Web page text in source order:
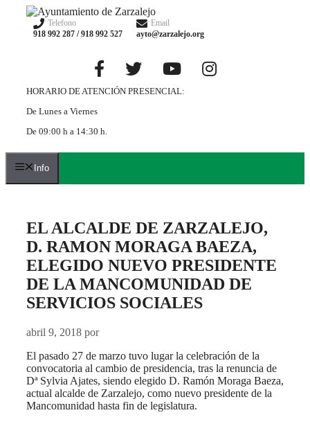
Saltar
contenido
Telefono
918 992 287 / 918 992 527
Email
ayto@zarzalejo.org
HORARIO DE ATENCIÓN PRESENCIAL:
De Lunes a Viernes
De 09:00 h a 14:30 h.
Info
EL ALCALDE DE ZARZALEJO,
D. RAMON MORAGA BAEZA,
ELEGIDO NUEVO PRESIDENTE
DE LA MANCOMUNIDAD DE
SERVICIOS SOCIALES
abril 9, 2018 por
El pasado 27 de marzo tuvo lugar la celebración de la
convocatoria al cambio de presidencia, tras la renuncia de
Dª Sylvia Ajates, siendo elegido D. Ramón Moraga Baeza,
actual alcalde de Zarzalejo, como nuevo presidente de la
Mancomunidad hasta fin de legislatura.